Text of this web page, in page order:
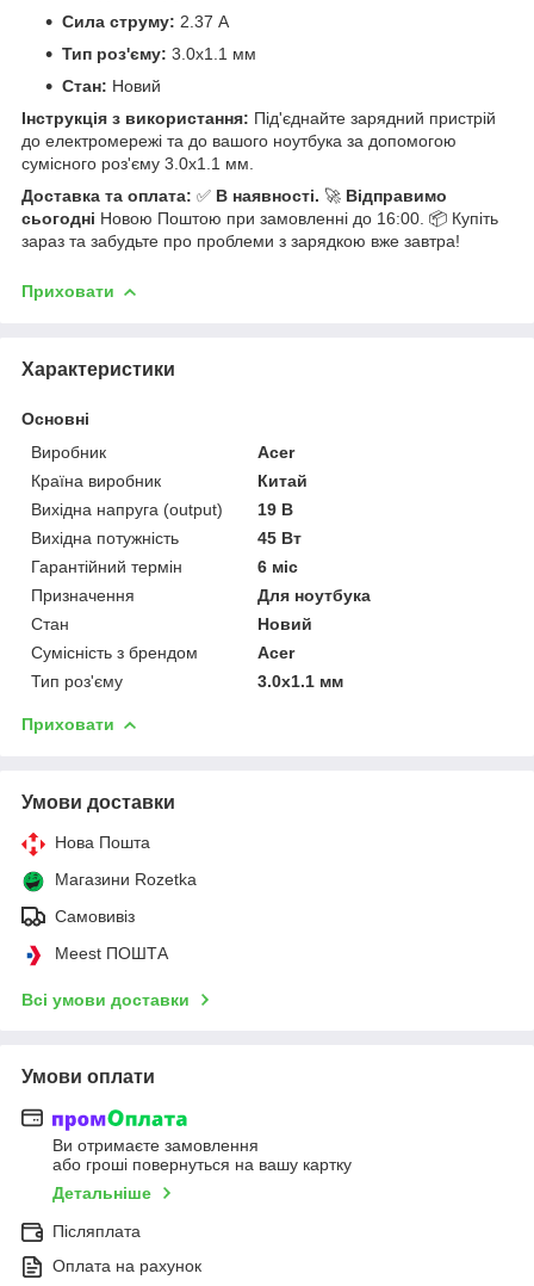
Сила струму: 2.37 А
Тип роз'єму: 3.0x1.1 мм
Стан: Новий
Інструкція з використання: Під'єднайте зарядний пристрій
до електромережі та до вашого ноутбука за допомогою
сумісного роз'єму 3.0x1.1 мм.
Доставка та оплата: ✅ В наявності. 🚀 Відправимо
сьогодні Новою Поштою при замовленні до 16:00. 📦 Купіть
зараз та забудьте про проблеми з зарядкою вже завтра!
Приховати
Характеристики
Основні
Виробник
Acer
Країна виробник
Китай
Вихідна напруга (output)
19 В
Вихідна потужність
45 Вт
Гарантійний термін
6 міс
Призначення
Для ноутбука
Стан
Новий
Сумісність з брендом
Acer
Тип роз'єму
3.0x1.1 мм
Приховати
Умови доставки
Нова Пошта
Магазини Rozetka
Самовивіз
Meest ПОШТА
Всі умови доставки
Умови оплати
Ви отримаєте замовлення
або гроші повернуться на вашу картку
Детальніше
Післяплата
Оплата на рахунок